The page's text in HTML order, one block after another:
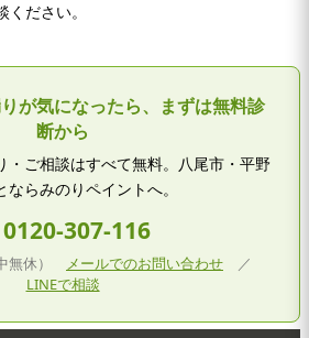
ださい。
が気になったら、まずは無料診
断から
・ご相談はすべて無料。八尾市・平野
ならみのりペイントへ。
307-116
無休） メールでのお問い合わせ ／
LINEで相談